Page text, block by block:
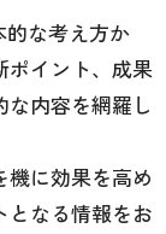
的な考え方か
ポイント、成果
内容を網羅し
に効果を高め
となる情報をお